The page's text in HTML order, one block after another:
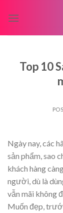
Top 10
Ngày nay, các
sản phẩm, sao
khách hàng
người, dù là
vẫn mãi không
Muốn đẹp,